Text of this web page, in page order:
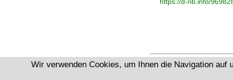
Wir verwenden Cookies, um Ihnen die Navigation auf